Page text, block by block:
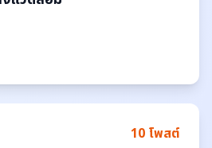
10 โพสต์